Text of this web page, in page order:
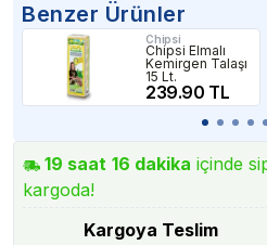
Benzer Ürünler
Chipsi
Chipsi Elmalı
Kemirgen Talaşı
15 Lt.
239.90 TL
19 saat 16 dakika içinde
kargoda!
Kargoya Teslim